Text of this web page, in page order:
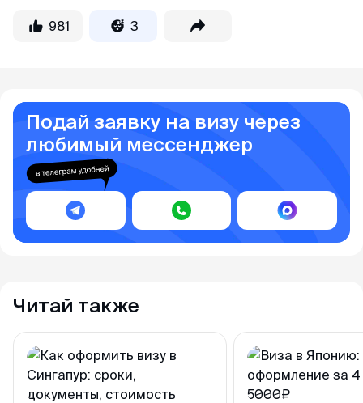
981 3
Подай заявку на визу через
любимый мессенджер
Читай также